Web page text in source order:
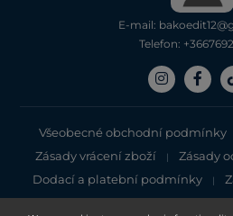
E-mail:
Telefon:
Všeobecné obchodní podmínky
Zásady vrácení zboží | Zásady
Dodací a platební podmínky |
cookie
Zásady